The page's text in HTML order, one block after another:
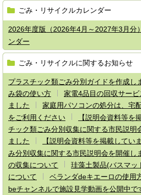
ごみ・リサイクルカレンダー
2026年度版（2026年4月～2027年3月分
ンダー
ごみ・リサイクルに関するお知らせ
プラスチック類ごみ分別ガイドを作成し
み袋の使い方
家電4品目の回収サー
ました
家庭用パソコンの処分は、宅
をご利用ください
【説明会資料等を
チック類ごみ分別収集に関する市民説明
ました
【説明会資料等を掲載してい
み分別収集に関する市民説明会を開催し
の収集について
珪藻土製品(バスマッ
について
ベランダdeキエーロの使用
beチャンネルで施設見学動画を公開中で